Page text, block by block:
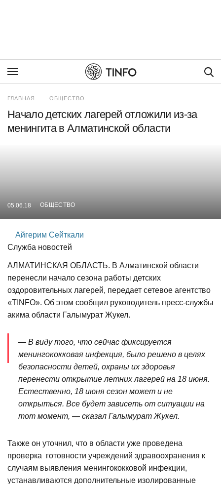
ГЛАВНАЯ ОБЩЕСТВО
Начало детских лагерей отложили из-за
менингита в Алматинской области
05.06.18 ОБЩЕСТВО
Айгерим Сейткали
Служба новостей
АЛМАТИНСКАЯ ОБЛАСТЬ. В Алматинской области
перенесли начало сезона работы детских
оздоровительных лагерей, передает сетевое агентство
«TINFO». Об этом сообщил руководитель пресс-службы
акима области Галымурат Жукел.
— В виду того, что сейчас фиксируется
менингококковая инфекция, было решено в целях
безопасности детей, охраны их здоровья
перенести открытие летних лагерей на 18 июня.
Естественно, 18 июня сезон может и не
открыться. Все будет зависеть от ситуации на
тот момент, — сказал Галымурат Жукел.
Также он уточнил, что в области уже проведена
проверка готовности учреждений здравоохранения к
случаям выявления менингококковой инфекции,
устанавливаются дополнительные изолированные